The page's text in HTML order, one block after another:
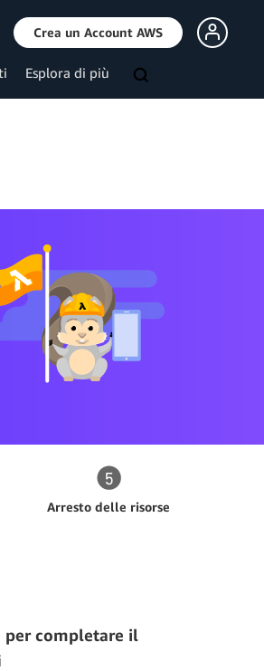
Crea un Account AWS
Esplora di più
Arresto delle risorse
per completare il